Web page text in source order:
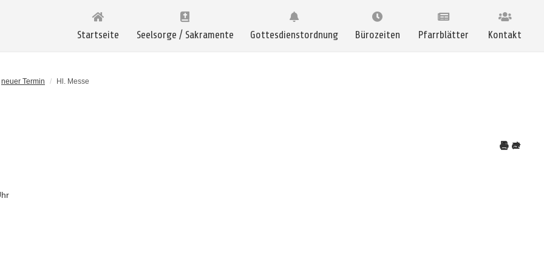
Startseite Seelsorge / Sakramente Gottesdienstordnung Bürozeiten Pfarrblätter Kontakt
neuer Termin / Hl. Messe